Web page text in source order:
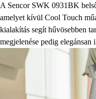
A Sencor SWK 0931BK
amelyet kívül Cool Touch
kialakítás segít hűvösebben
megjelenése pedig